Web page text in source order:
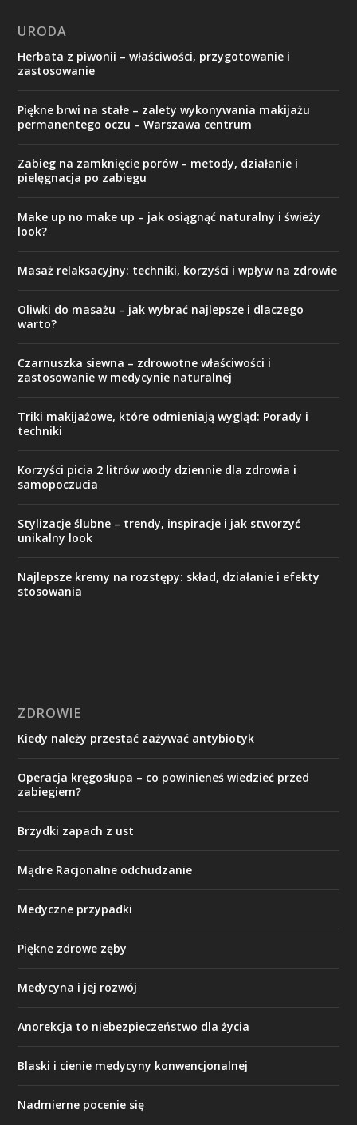
URODA
Herbata z piwonii – właściwości, przygotowanie i
zastosowanie
Piękne brwi na stałe – zalety wykonywania makijażu
permanentego oczu – Warszawa centrum
Zabieg na zamknięcie porów – metody, działanie i
pielęgnacja po zabiegu
Make up no make up – jak osiągnąć naturalny i świeży
look?
Masaż relaksacyjny: techniki, korzyści i wpływ na zdrowie
Oliwki do masażu – jak wybrać najlepsze i dlaczego
warto?
Czarnuszka siewna – zdrowotne właściwości i
zastosowanie w medycynie naturalnej
Triki makijażowe, które odmieniają wygląd: Porady i
techniki
Korzyści picia 2 litrów wody dziennie dla zdrowia i
samopoczucia
Stylizacje ślubne – trendy, inspiracje i jak stworzyć
unikalny look
Najlepsze kremy na rozstępy: skład, działanie i efekty
stosowania
ZDROWIE
Kiedy należy przestać zażywać antybiotyk
Operacja kręgosłupa – co powinieneś wiedzieć przed
zabiegiem?
Brzydki zapach z ust
Mądre Racjonalne odchudzanie
Medyczne przypadki
Piękne zdrowe zęby
Medycyna i jej rozwój
Anorekcja to niebezpieczeństwo dla życia
Blaski i cienie medycyny konwencjonalnej
Nadmierne pocenie się